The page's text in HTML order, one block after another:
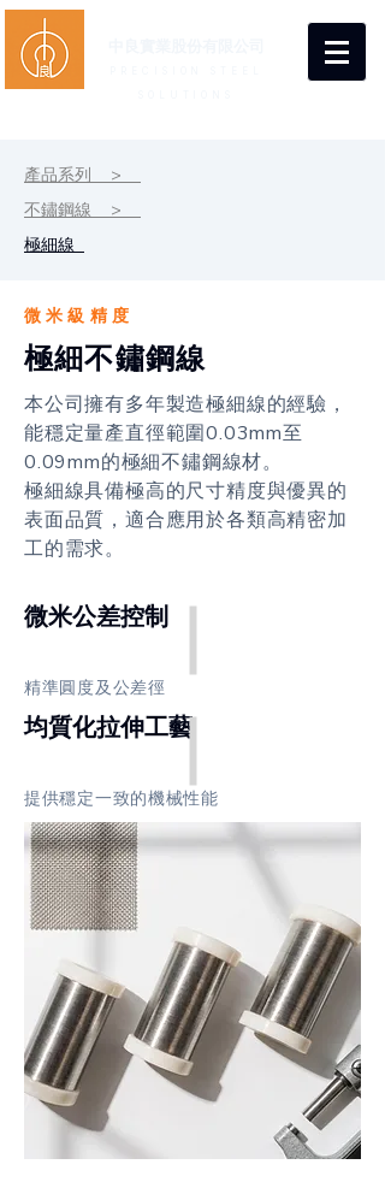
產品系列 >
不鏽鋼線 >
極細線
微米級精度
極細不鏽鋼線
本公司擁有多年製造極細線的經驗，
能穩定量產直徑範圍0.03mm至
0.09mm的極細不鏽鋼線材。
​極細線具備極高的尺寸精度與優異的
表面品質，適合應用於各類高精密加
工的需求。
微米公差控制
精準圓度及公差徑
均質化拉伸工藝
提供穩定一致的機械性能